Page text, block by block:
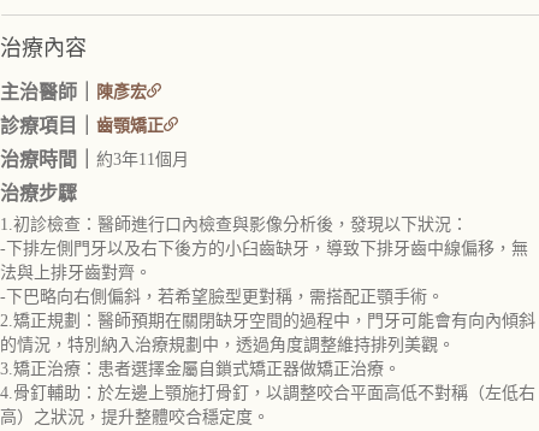
治療內容
主治醫師｜ 陳彥宏
診療項目｜ 齒顎矯正
治療時間｜ 約3年11個月
治療步驟
1.初診檢查：醫師進行口內檢查與影像分析後，發現以下狀況：
-下排左側門牙以及右下後方的小臼齒缺牙，導致下排牙齒中線偏移，無
法與上排牙齒對齊。
-下巴略向右側偏斜，若希望臉型更對稱，需搭配正顎手術。
2.矯正規劃：醫師預期在關閉缺牙空間的過程中，門牙可能會有向內傾斜
的情況，特別納入治療規劃中，透過角度調整維持排列美觀。
3.矯正治療：患者選擇金屬自鎖式矯正器做矯正治療。
4.骨釘輔助：於左邊上顎施打骨釘，以調整咬合平面高低不對稱（左低右
高）之狀況，提升整體咬合穩定度。